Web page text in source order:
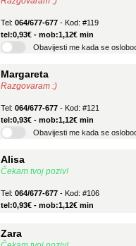
tel:0,93€ - mob:1,12€ min
Obavijesti me kada se oslobodi
Razgovaram :)
tel:0,93€ - mob:1,12€ min
Obavijesti me kada se oslobodi
Čekam tvoj poziv!
tel:0,93€ - mob:1,12€ min
Čekam tvoj poziv!